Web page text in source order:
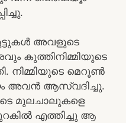
അവളുടെ
കുത്തിനിമ്മിയുടെ
നിമ്മിയുടെ മെറൂൺ
അവൻ ആസ്വദിച്ചു.
മുലചാലുകളെ
എത്തിച്ചു ആ